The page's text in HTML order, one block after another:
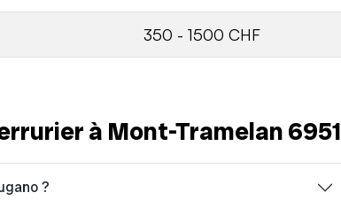
350 - 1500 CHF
à Mont-Tramelan 6951
?